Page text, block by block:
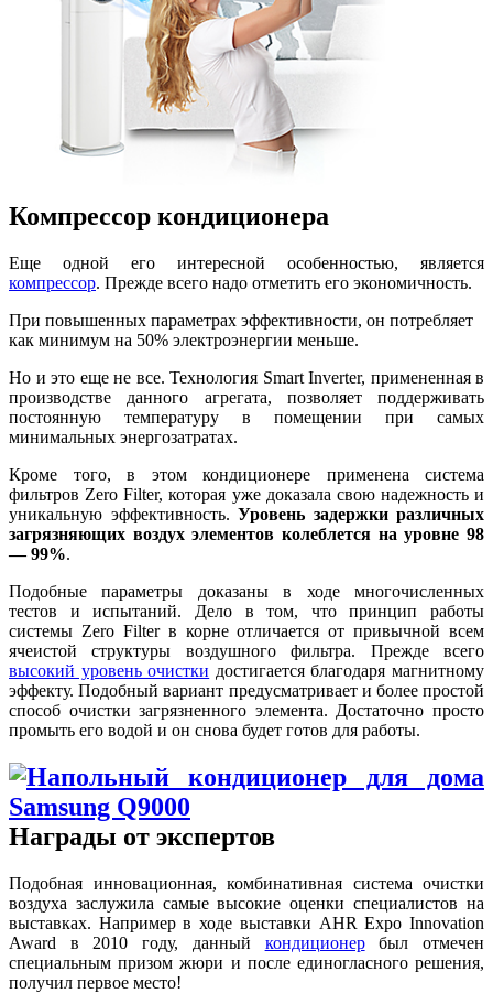
Компрессор кондиционера
Еще одной его интересной особенностью, является
компрессор. Прежде всего надо отметить его экономичность.
При повышенных параметрах эффективности, он потребляет
как минимум на 50% электроэнергии меньше.
Но и это еще не все. Технология Smart Inverter, примененная в
производстве данного агрегата, позволяет поддерживать
постоянную температуру в помещении при самых
минимальных энергозатратах.
Кроме того, в этом кондиционере применена система
фильтров Zero Filter, которая уже доказала свою надежность и
уникальную эффективность. Уровень задержки различных
загрязняющих воздух элементов колеблется на уровне 98
— 99%.
Подобные параметры доказаны в ходе многочисленных
тестов и испытаний. Дело в том, что принцип работы
системы Zero Filter в корне отличается от привычной всем
ячеистой структуры воздушного фильтра. Прежде всего
высокий уровень очистки достигается благодаря магнитному
эффекту. Подобный вариант предусматривает и более простой
способ очистки загрязненного элемента. Достаточно просто
промыть его водой и он снова будет готов для работы.
Награды от экспертов
Подобная инновационная, комбинативная система очистки
воздуха заслужила самые высокие оценки специалистов на
выставках. Например в ходе выставки AHR Expo Innovation
Award в 2010 году, данный кондиционербыл отмечен
специальным призом жюри и после единогласного решения,
получил первое место!